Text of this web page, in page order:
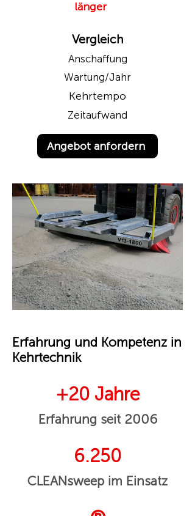
länger
Vergleich
Anschaffung
Wartung/Jahr
Kehrtempo
Zeitaufwand
Angebot anfordern
Erfahrung und Kompetenz in
Kehrtechnik
+20 Jahre
Erfahrung seit 2006
6.250
CLEANsweep im Einsatz